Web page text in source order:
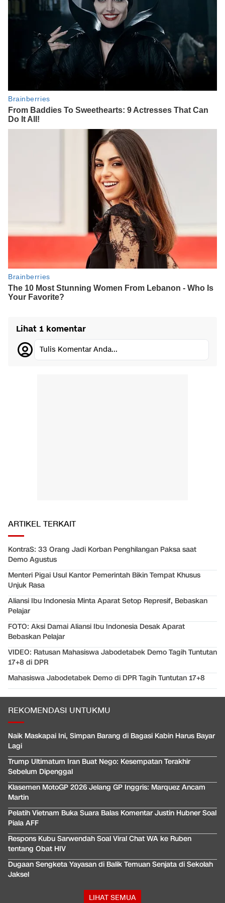
Lihat 1 komentar
Tulis Komentar Anda...
ARTIKEL TERKAIT
KontraS: 33 Orang Jadi Korban Penghilangan Paksa saat
Demo Agustus
Menteri Pigai Usul Kantor Pemerintah Bikin Tempat Khusus
Unjuk Rasa
Aliansi Ibu Indonesia Minta Aparat Setop Represif, Bebaskan
Pelajar
FOTO: Aksi Damai Aliansi Ibu Indonesia Desak Aparat
Bebaskan Pelajar
VIDEO: Ratusan Mahasiswa Jabodetabek Demo Tagih Tuntutan
17+8 di DPR
Mahasiswa Jabodetabek Demo di DPR Tagih Tuntutan 17+8
REKOMENDASI UNTUKMU
Naik Maskapai Ini, Simpan Barang di Bagasi Kabin Harus Bayar
Lagi
Trump Ultimatum Iran Buat Nego: Kesempatan Terakhir
Sebelum Dipenggal
Klasemen MotoGP 2026 Jelang GP Inggris: Marquez Ancam
Martin
Pelatih Vietnam Buka Suara Balas Komentar Justin Hubner Soal
Piala AFF
Respons Kubu Sarwendah Soal Viral Chat WA ke Ruben
tentang Obat HIV
Dugaan Sengketa Yayasan di Balik Temuan Senjata di Sekolah
Jaksel
LIHAT SEMUA